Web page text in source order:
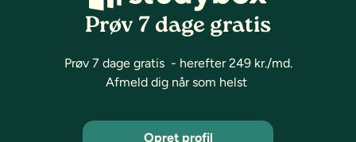
Prøv 7 dage gratis
Prøv 7 dage gratis - herefter 249 kr./md.
Afmeld dig når som helst
Opret profil